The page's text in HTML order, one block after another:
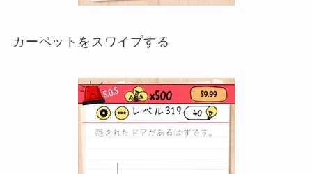
カーペットをスワイプする